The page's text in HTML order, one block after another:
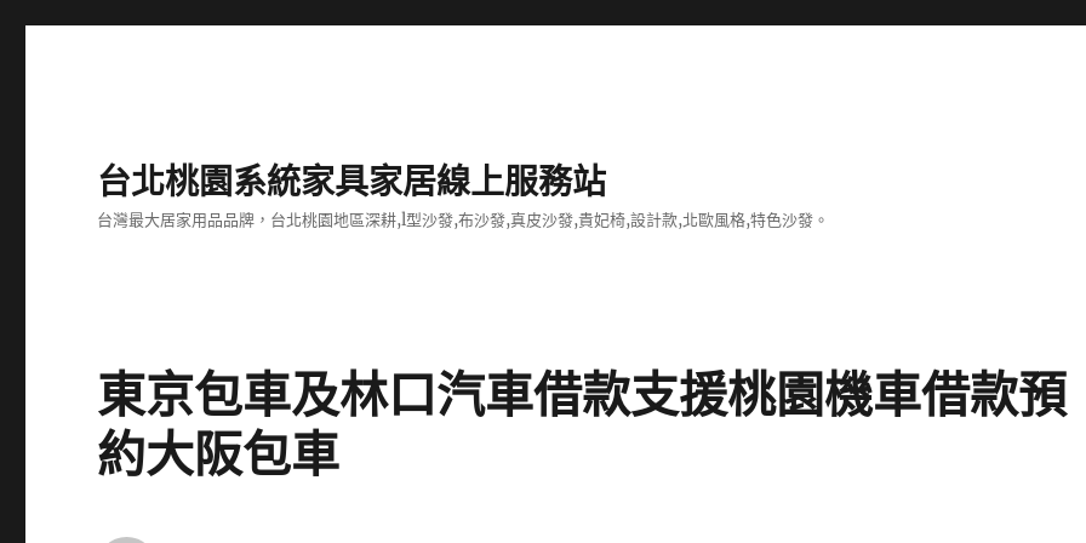
台北桃園系統家具家居線上服務站
台灣最大居家用品品牌，台北桃園地區深耕,l型沙發,布沙發,真皮沙發,貴妃椅,設計款,北歐風格,特色沙發。
東京包車及林口汽車借款支援桃園機車借款預
約大阪包車